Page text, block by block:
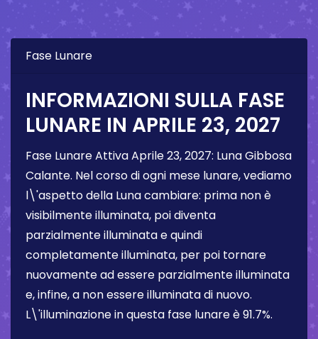
Fase Lunare
INFORMAZIONI SULLA FASE
LUNARE IN APRILE 23, 2027
Fase Lunare AttivaAprile 23, 2027: Luna Gibbosa
Calante. Nel corso di ogni mese lunare, vediamo
l\'aspetto della Luna cambiare: prima non è
visibilmente illuminata, poi diventa
parzialmente illuminata e quindi
completamente illuminata, per poi tornare
nuovamente ad essere parzialmente illuminata
e, infine, a non essere illuminata di nuovo.
L\'illuminazione in questa fase lunare è91.7%.